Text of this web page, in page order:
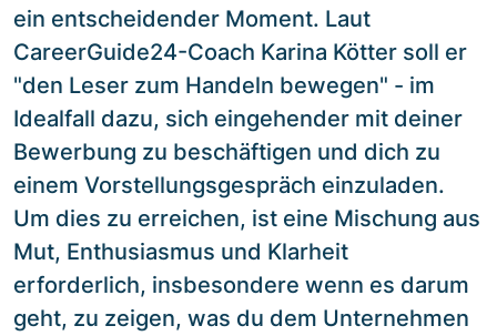
ein entscheidender Moment. Laut
CareerGuide24-Coach Karina Kötter soll er
"den Leser zum Handeln bewegen" - im
Idealfall dazu, sich eingehender mit deiner
Bewerbung zu beschäftigen und dich zu
einem Vorstellungsgespräch einzuladen.
Um dies zu erreichen, ist eine Mischung aus
Mut, Enthusiasmus und Klarheit
erforderlich, insbesondere wenn es darum
geht, zu zeigen, was du dem Unternehmen